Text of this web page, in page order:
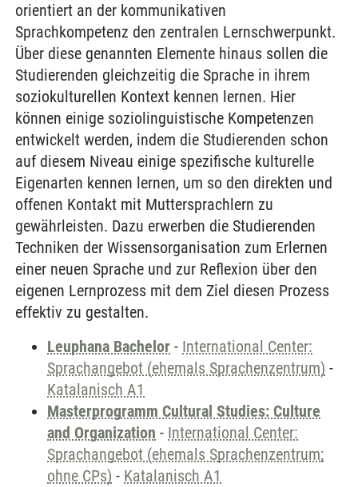
orientiert an der kommunikativen
Sprachkompetenz den zentralen Lernschwerpunkt.
Über diese genannten Elemente hinaus sollen die
Studierenden gleichzeitig die Sprache in ihrem
soziokulturellen Kontext kennen lernen. Hier
können einige soziolinguistische Kompetenzen
entwickelt werden, indem die Studierenden schon
auf diesem Niveau einige spezifische kulturelle
Eigenarten kennen lernen, um so den direkten und
offenen Kontakt mit Muttersprachlern zu
gewährleisten. Dazu erwerben die Studierenden
Techniken der Wissensorganisation zum Erlernen
einer neuen Sprache und zur Reflexion über den
eigenen Lernprozess mit dem Ziel diesen Prozess
effektiv zu gestalten.
Leuphana Bachelor - International Center:
Sprachangebot (ehemals Sprachenzentrum) -
Katalanisch A1
Masterprogramm Cultural Studies: Culture
and Organization - International Center:
Sprachangebot (ehemals Sprachenzentrum;
ohne CPs) - Katalanisch A1